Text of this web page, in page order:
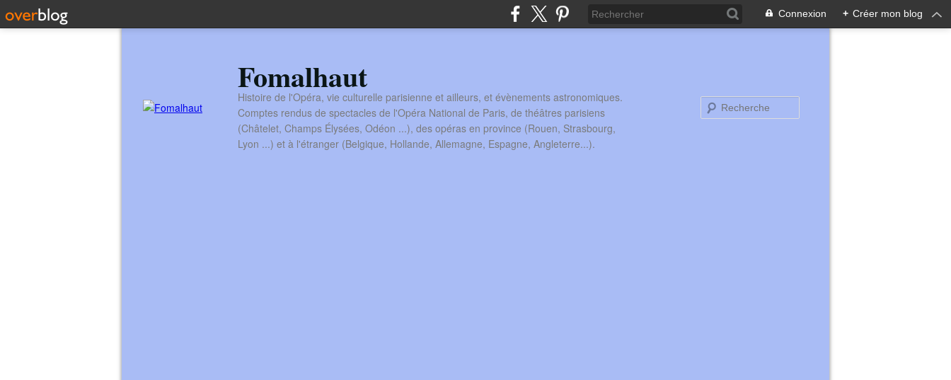
Connexion + Créer mon blog
Fomalhaut
Histoire de l'Opéra, vie culturelle parisienne et ailleurs, et évènements astronomiques.
Comptes rendus de spectacles de l'Opéra National de Paris, de théâtres parisiens
(Châtelet, Champs Élysées, Odéon ...), des opéras en province (Rouen, Strasbourg,
Lyon ...) et à l'étranger (Belgique, Hollande, Allemagne, Espagne, Angleterre...).